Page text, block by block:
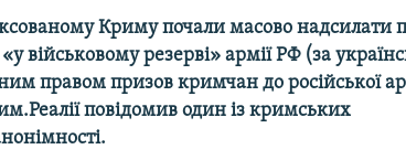
Криму почали масово надсилати
військовому резерві» армії РФ (за
правом призов кримчан до російської
повідомив один із кримських